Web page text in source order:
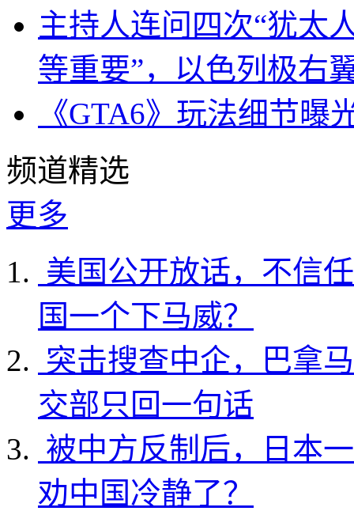
主持人连问四次“犹太
等重要”，以色列极右
《GTA6》玩法细节
频道精选
更多
美国公开放话，不信
国一个下马威？
突击搜查中企，巴拿
交部只回一句话
被中方反制后，日本
劝中国冷静了？